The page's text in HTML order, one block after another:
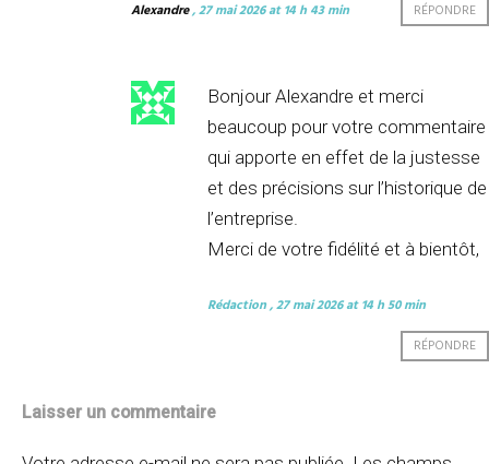
Alexandre, 27 mai 2026 at 14 h 43 min RÉPONDRE
Bonjour Alexandre et merci
beaucoup pour votre commentaire
qui apporte en effet de la justesse
et des précisions sur l’historique de
l’entreprise.
Merci de votre fidélité et à bientôt,
Rédaction, 27 mai 2026 at 14 h 50 min
RÉPONDRE
Laisser un commentaire